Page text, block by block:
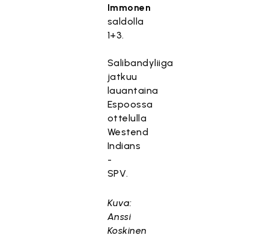
Immonen
saldolla
1+3.
Salibandyliiga
jatkuu
lauantaina
Espoossa
ottelulla
Westend
Indians
-
SPV.
Kuva:
Anssi
Koskinen